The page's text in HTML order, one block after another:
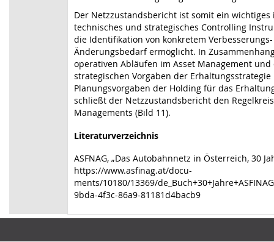
Der Netzzustandsbericht ist somit ein wichtiges
technisches und strategisches Controlling
die Identifikation von konkretem
Änderungsbedarf ermöglicht. In
operativen Abläufen im Asset Management und
strategischen Vorgaben der
Planungsvorgaben der Holding für das
schließt der Netzzustandsbericht den
Managements (Bild 11).
Literaturverzeichnis
ASFNAG, „Das Autobahnnetz in Österreich, 30
https://www.asfinag.at/docu-
ments/10180/13369/
9bda-4f3c-86a9-81181d4bacb9